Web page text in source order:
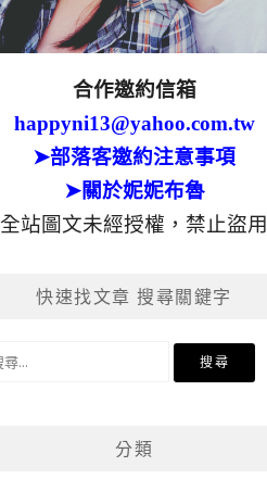
合作邀約信箱
happyni13@yahoo.com.tw
➤部落客邀約注意事項
➤關於妮妮布魯
全站圖文未經授權，禁止盜用
快速找文章 搜尋關鍵字
分類